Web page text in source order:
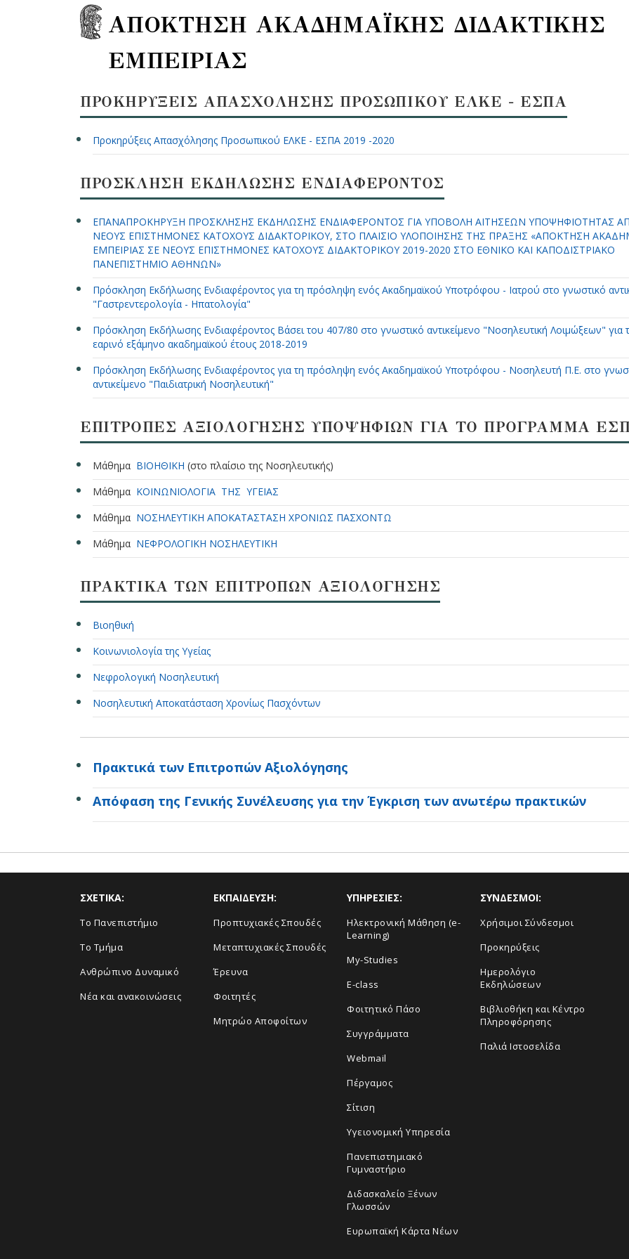
ΑΠΟΚΤΗΣΗ ΑΚΑΔΗΜΑΪΚΗΣ ΔΙΔΑΚΤΙΚΗΣ
ΕΜΠΕΙΡΙΑΣ
ΠΡΟΚΗΡΥΞΕΙΣ ΑΠΑΣΧΟΛΗΣΗΣ ΠΡΟΣΩΠΙΚΟΥ ΕΛΚΕ - ΕΣΠΑ
Προκηρύξεις Απασχόλησης Προσωπικού ΕΛΚΕ - ΕΣΠΑ 2019 -2020
ΠΡΟΣΚΛΗΣΗ ΕΚΔΗΛΩΣΗΣ ΕΝΔΙΑΦΕΡΟΝΤΟΣ
ΕΠΑΝΑΠΡΟΚΗΡΥΞΗ ΠΡΟΣΚΛΗΣΗΣ ΕΚΔΗΛΩΣΗΣ ΕΝΔΙΑΦΕΡΟΝΤΟΣ ΓΙΑ ΥΠΟΒΟΛΗ AIΤΗΣΕΩΝ ΥΠΟΨΗΦΙΟΤΗΤΑΣ
ΝΕΟΥΣ ΕΠΙΣΤΗΜΟΝΕΣ ΚΑΤΟΧΟΥΣ ΔΙΔΑΚΤΟΡΙΚΟΥ, ΣΤΟ ΠΛΑΙΣΙΟ ΥΛΟΠΟΙΗΣΗΣ ΤΗΣ ΠΡΑΞΗΣ «ΑΠΟΚΤΗΣΗ
ΕΜΠΕΙΡΙΑΣ ΣΕ ΝΕΟΥΣ ΕΠΙΣΤΗΜΟΝΕΣ ΚΑΤΟΧΟΥΣ ΔΙΔΑΚΤΟΡΙΚΟΥ 2019-2020 ΣΤΟ ΕΘΝΙΚΟ ΚΑΙ ΚΑΠΟΔΙΣΤΡΙΑΚΟ
ΠΑΝΕΠΙΣΤΗΜΙΟ ΑΘΗΝΩΝ»
Πρόσκληση Εκδήλωσης Ενδιαφέροντος για τη πρόσληψη ενός Ακαδημαϊκού Υποτρόφου - Ιατρού στο γνωστικό
"Γαστρεντερολογία - Ηπατολογία"
Πρόσκληση Εκδήλωσης Ενδιαφέροντος Βάσει του 407/80 στο γνωστικό αντικείμενο "Νοσηλευτική Λοιμώξεων" για
εαρινό εξάμηνο ακαδημαϊκού έτους 2018-2019
Πρόσκληση Εκδήλωσης Ενδιαφέροντος για τη πρόσληψη ενός Ακαδημαϊκού Υποτρόφου - Νοσηλευτή Π.Ε. στο
αντικείμενο "Παιδιατρική Νοσηλευτική"
ΕΠΙΤΡΟΠΕΣ ΑΞΙΟΛΟΓΗΣΗΣ ΥΠΟΨΗΦΙΩΝ ΓΙΑ ΤΟ ΠΡΟΓΡΑΜΜΑ
Μάθημα ΒΙΟΗΘΙΚΗ (στο πλαίσιο της Νοσηλευτικής)
Μάθημα ΚΟΙΝΩΝΙΟΛΟΓΙΑ ΤΗΣ ΥΓΕΙΑΣ
Μάθημα ΝΟΣΗΛΕΥΤΙΚΗ ΑΠΟΚΑΤΑΣΤΑΣΗ ΧΡΟΝΙΩΣ ΠΑΣΧΟΝΤΩ
Μάθημα ΝΕΦΡΟΛΟΓΙΚΗ ΝΟΣΗΛΕΥΤΙΚΗ
ΠΡΑΚΤΙΚΑ ΤΩΝ ΕΠΙΤΡΟΠΩΝ ΑΞΙΟΛΟΓΗΣΗΣ
Βιοηθική
Κοινωνιολογία της Υγείας
Νεφρολογική Νοσηλευτική
Νοσηλευτική Αποκατάσταση Χρονίως Πασχόντων
Πρακτικά των Επιτροπών Αξιολόγησης
Απόφαση της Γενικής Συνέλευσης για την Έγκριση των ανωτέρω πρακτικών
ΣΧΕΤΙΚΑ:
Το Πανεπιστήμιο
Το Τμήμα
Ανθρώπινο Δυναμικό
Νέα και ανακοινώσεις
ΕΚΠΑΙΔΕΥΣΗ:
Προπτυχιακές Σπουδές
Μεταπτυχιακές Σπουδές
Έρευνα
Φοιτητές
Μητρώο Αποφοίτων
ΥΠΗΡΕΣΙΕΣ:
Ηλεκτρονική Μάθηση (e-
Learning)
My-Studies
E-class
Φοιτητικό Πάσο
Συγγράμματα
Webmail
Πέργαμος
Σίτιση
Υγειονομική Υπηρεσία
Πανεπιστημιακό
Γυμναστήριο
Διδασκαλείο Ξένων
Γλωσσών
Ευρωπαϊκή Κάρτα Νέων
ΣΥΝΔΕΣΜΟΙ:
Χρήσιμοι Σύνδεσμοι
Προκηρύξεις
Ημερολόγιο
Εκδηλώσεων
Βιβλιοθήκη και Κέντρο
Πληροφόρησης
Παλιά Ιστοσελίδα